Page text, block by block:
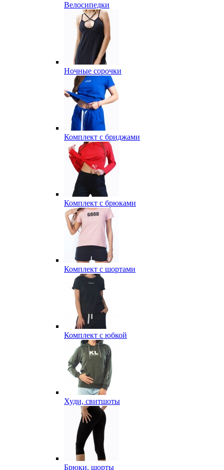
Велосипедки
Ночные сорочки
Комплект с бриджами
Комплект с брюками
Комплект с шортами
Комплект с юбкой
Худи, свитшоты
Брюки, шорты